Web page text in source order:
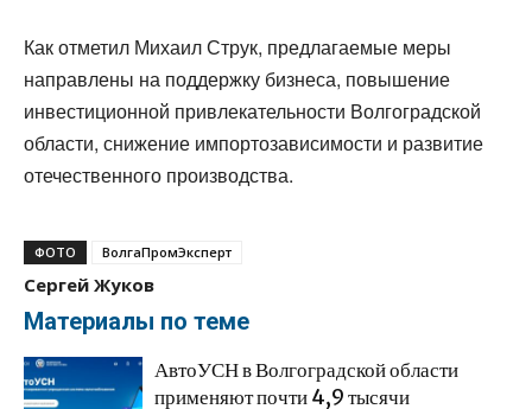
Как отметил Михаил Струк, предлагаемые меры
направлены на поддержку бизнеса, повышение
инвестиционной привлекательности Волгоградской
области, снижение импортозависимости и развитие
отечественного производства.
ФОТО ВолгаПромЭксперт
Сергей Жуков
Материалы по теме
АвтоУСН в Волгоградской области
применяют почти 4,9 тысячи